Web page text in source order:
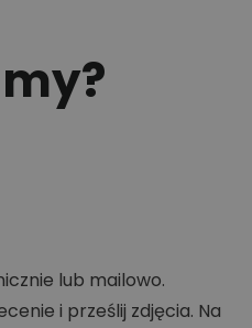
lub mailowo.
i prześlij zdjęcia. Na